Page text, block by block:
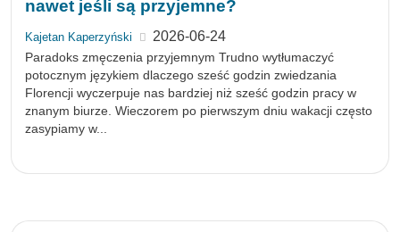
nawet jeśli są przyjemne?
Kajetan Kaperzyński 2026-06-24
Paradoks zmęczenia przyjemnym Trudno wytłumaczyć
potocznym językiem dlaczego sześć godzin zwiedzania
Florencji wyczerpuje nas bardziej niż sześć godzin pracy w
znanym biurze. Wieczorem po pierwszym dniu wakacji często
zasypiamy w...